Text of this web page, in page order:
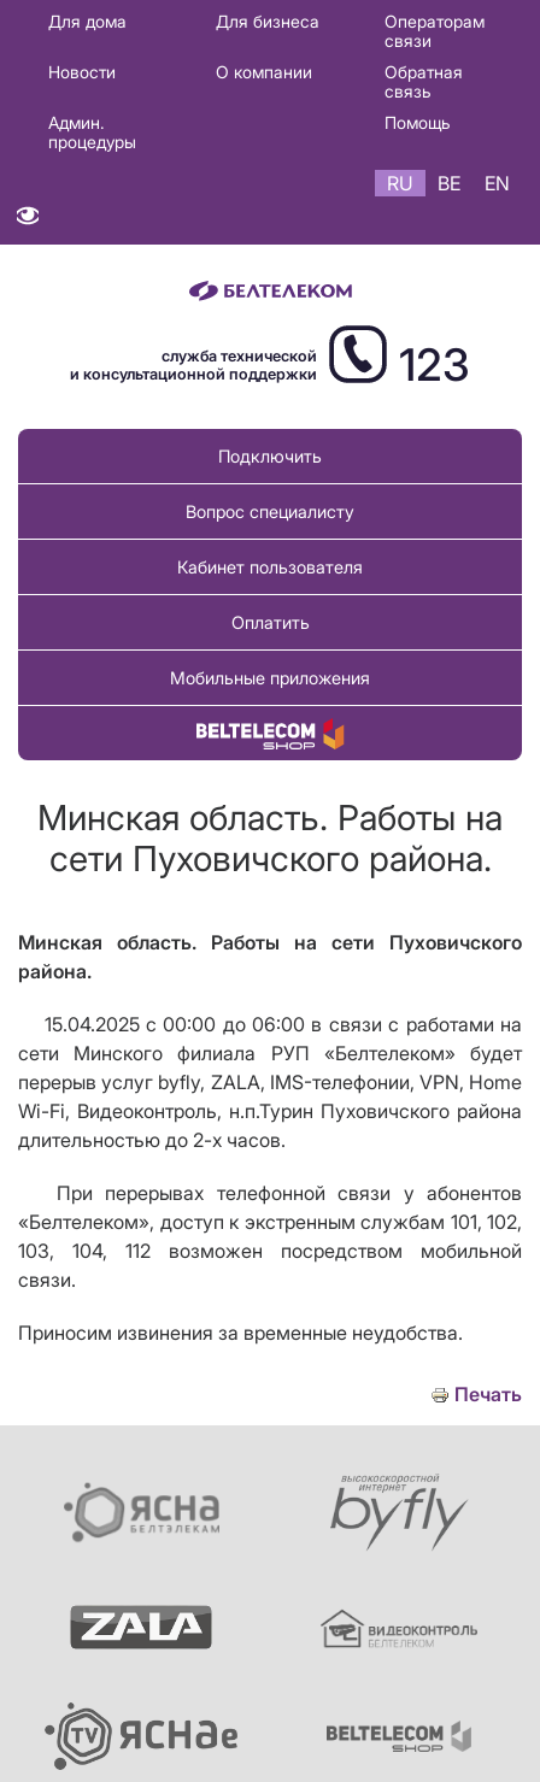
Основная
навигация
Для дома Для бизнеса
Операторам
связи
Новости
О компании
Обратная
связь
Админ.
процедуры
Помощь
RU BE EN
служба технической
и консультационной поддержки
123
Подключить
Вопрос специалисту
Кабинет пользователя
Оплатить
Мобильные приложения
Купить товар
Минская область. Работы на
сети Пуховичского района.
Минская область. Работы на сети Пуховичского
района.
15.04.2025 с 00:00 до 06:00 в связи с работами на
сети Минского филиала РУП «Белтелеком» будет
перерыв услуг byfly, ZALA, IMS-телефонии, VPN, Home
Wi-Fi, Видеоконтроль, н.п.Турин Пуховичского района
длительностью до 2-х часов.
При перерывах телефонной связи у абонентов
«Белтелеком», доступ к экстренным службам 101, 102,
103, 104, 112 возможен посредством мобильной
связи.
Приносим извинения за временные неудобства.
Печать